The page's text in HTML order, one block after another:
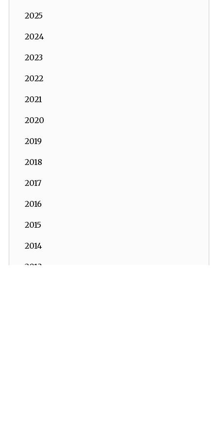
2025
2024
2023
2022
2021
2020
2019
2018
2017
2016
2015
2014
2013